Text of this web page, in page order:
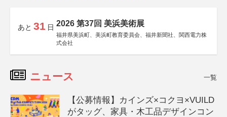
あと 31 日 2026 第37回 美浜美術展
福井県美浜町、美浜町教育委員会、福井新聞社、関西電力株
式会社
ニュース 一覧
【公募情報】カインズ×コクヨ×VUILD
がタッグ、家具・木工品デザインコン